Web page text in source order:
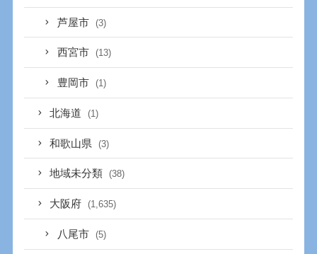
芦屋市 (3)
西宮市 (13)
豊岡市 (1)
北海道 (1)
和歌山県 (3)
地域未分類 (38)
大阪府 (1,635)
八尾市 (5)